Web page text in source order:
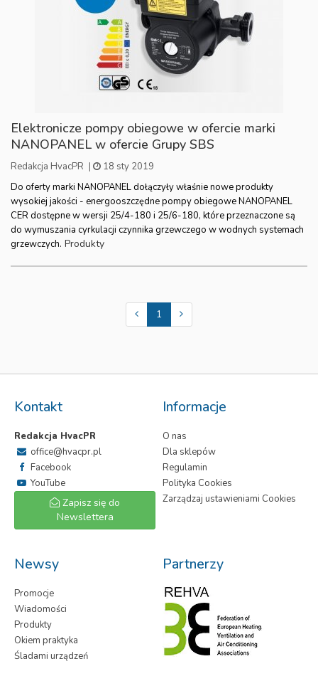
Elektronicze pompy obiegowe w ofercie marki
NANOPANEL w ofercie Grupy SBS
Redakcja HvacPR |
18 sty 2019
Do oferty marki NANOPANEL dołączyły właśnie nowe produkty
wysokiej jakości - energooszczędne pompy obiegowe NANOPANEL
CER dostępne w wersji 25/4-180 i 25/6-180, które przeznaczone są
do wymuszania cyrkulacji czynnika grzewczego w wodnych systemach
grzewczych. Produkty
1
Kontakt
Redakcja HvacPR
office@hvacpr.pl
Facebook
YouTube
Zapisz się do
Newslettera
Informacje
O nas
Dla sklepów
Regulamin
Polityka Cookies
Zarządzaj ustawieniami Cookies
Newsy
Promocje
Wiadomości
Produkty
Okiem praktyka
Śladami urządzeń
Partnerzy